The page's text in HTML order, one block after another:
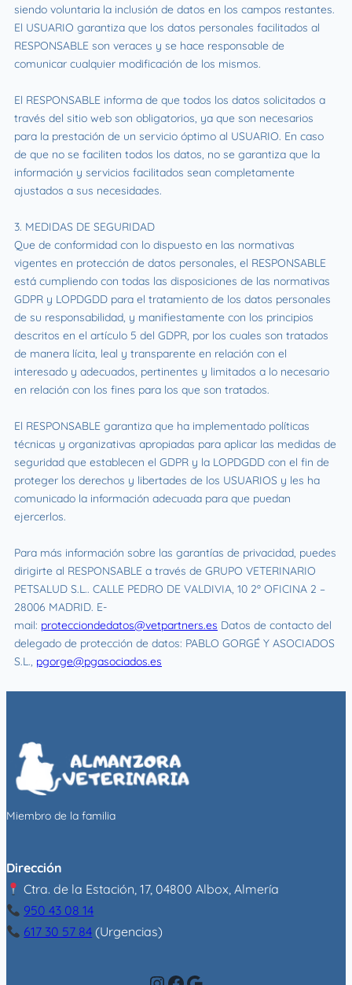
siendo voluntaria la inclusión de datos en los campos restantes.
El USUARIO garantiza que los datos personales facilitados al
RESPONSABLE son veraces y se hace responsable de
comunicar cualquier modificación de los mismos.
El RESPONSABLE informa de que todos los datos solicitados a
través del sitio web son obligatorios, ya que son necesarios
para la prestación de un servicio óptimo al USUARIO. En caso
de que no se faciliten todos los datos, no se garantiza que la
información y servicios facilitados sean completamente
ajustados a sus necesidades.
3. MEDIDAS DE SEGURIDAD
Que de conformidad con lo dispuesto en las normativas
vigentes en protección de datos personales, el RESPONSABLE
está cumpliendo con todas las disposiciones de las normativas
GDPR y LOPDGDD para el tratamiento de los datos personales
de su responsabilidad, y manifiestamente con los principios
descritos en el artículo 5 del GDPR, por los cuales son tratados
de manera lícita, leal y transparente en relación con el
interesado y adecuados, pertinentes y limitados a lo necesario
en relación con los fines para los que son tratados.
El RESPONSABLE garantiza que ha implementado políticas
técnicas y organizativas apropiadas para aplicar las medidas de
seguridad que establecen el GDPR y la LOPDGDD con el fin de
proteger los derechos y libertades de los USUARIOS y les ha
comunicado la información adecuada para que puedan
ejercerlos.
Para más información sobre las garantías de privacidad, puedes
dirigirte al RESPONSABLE a través de GRUPO VETERINARIO
PETSALUD S.L.. CALLE PEDRO DE VALDIVIA, 10 2º OFICINA 2 –
28006 MADRID. E-
mail: protecciondedatos@vetpartners.es Datos de contacto del
delegado de protección de datos: PABLO GORGÉ Y ASOCIADOS
S.L., pgorge@pgasociados.es
Miembro de la familia
Dirección
Ctra. de la Estación, 17, 04800 Albox, Almería
950 43 08 14
617 30 57 84 (Urgencias)